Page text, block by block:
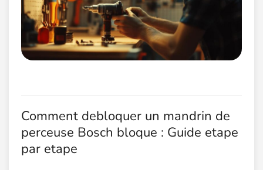
Comment debloquer un mandrin de
perceuse Bosch bloque : Guide etape
par etape